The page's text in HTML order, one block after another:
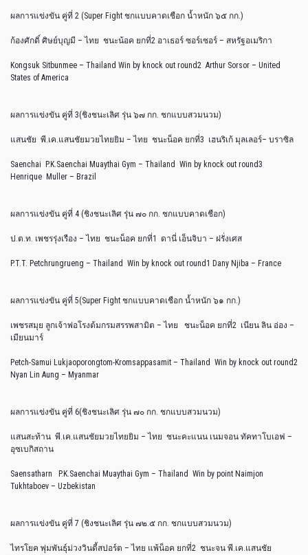
ผลการแข่งขัน คู่ที่ 2 (Super Fight ชกแบบคาดเชือก น้ำหนัก ๖๕ กก.)
ก้องศักดิ์ ศิษย์บุญมี – ไทย ชนะน้อค ยกที่2 อาเธอร์ ซอร์เซอร์ – สหรัฐอเมริกา
Kongsuk Sitbunmee – Thailand Win by knock out round2 Arthur Sorsor – United
States of America
ผลการแข่งขัน คู่ที่ 3(ชิงชนะเลิศ รุ่น ๖๗ กก. ชกแบบสวมนวม)
แสนชัย พี.เค.แสนชัยมวยไทยยิม – ไทย ชนะน็อค ยกที่3 เฮนริเก้ มุลเลอร์– บราซิล
Saenchai P.K.Saenchai Muaythai Gym – Thailand Win by knock out round3
Henrique Muller – Brazil
ผลการแข่งขัน คู่ที่ 4 (ชิงชนะเลิศ รุ่น ๗๐ กก. ชกแบบคาดเชือก)
ป.ต.ท. เพชรรุ่งเรือง – ไทย ชนะน็อค ยกที่1 ดานี่ เอ็นจิบา – ฝรั่งเศส
P.T.T. Petchrungrueng – Thailand Win by knock out round1 Dany Njiba – France
ผลการแข่งขัน คู่ที่ 5(Super Fight ชกแบบคาดเชือก น้ำหนัก ๖๑ กก.)
เพชรสมุย ลูกเจ้าพ่อโรงต้มกรมสรรพสามิต – ไทย ชนะน็อค ยกที่2 เนียน ลิน อ่อง –
เมียนมาร์
Petch-Samui Lukjaoporongtom-Kromsappasamit – Thailand Win by knock out round2
Nyan Lin Aung – Myanmar
ผลการแข่งขัน คู่ที่ 6(ชิงชนะเลิศ รุ่น ๗๐ กก. ชกแบบสวมนวม)
แสนสะท้าน พี.เค.แสนชัยมวยไทยยิม – ไทย ชนะคะแนน เนมจอน ทัคทาโบเอฟ –
อุซเบกิสถาน
Saensatharn P.K.Saenchai Muaythai Gym – Thailand Win by point Naimjon
Tukhtaboev – Uzbekistan
ผลการแข่งขัน คู่ที่ 7 (ชิงชนะเลิศ รุ่น ๗๒.๕ กก. ชกแบบสวมนวม)
ไทรโยค พุ่มพันธุ์ม่วงวินดี้สปอร์ต – ไทย แพ้น็อค ยกที่2 ชนะจน พี.เค.แสนชัย